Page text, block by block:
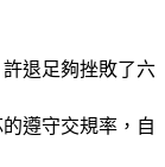
退足夠挫敗了六
遵守交規率，自